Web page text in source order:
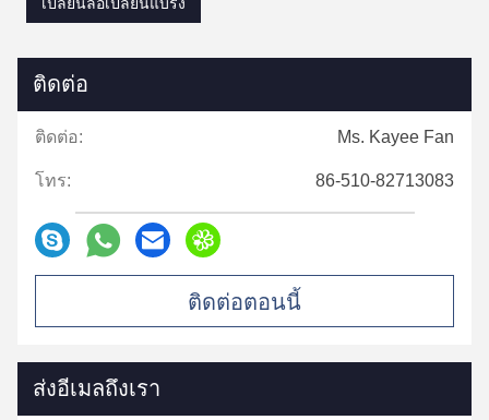
ติดต่อ
ติดต่อ: Ms. Kayee Fan
โทร: 86-510-82713083
ติดต่อตอนนี้
ส่งอีเมลถึงเรา